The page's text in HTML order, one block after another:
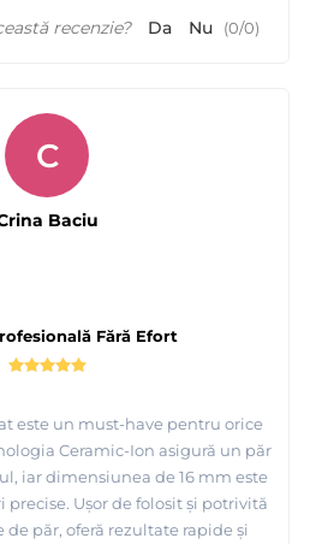
recenzie? Da Nu (0/0)
Fără Efort
este un must-have pentru orice
Ceramic-Ion asigură un păr
iar dimensiunea de 16 mm este
Ușor de folosit și potrivită
păr, oferă rezultate rapide și
C
Baciu